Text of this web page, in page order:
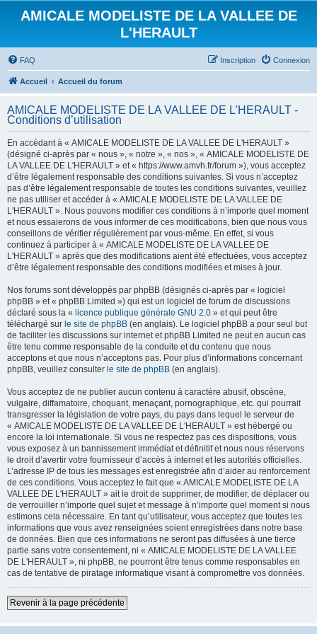
AMICALE MODELISTE DE LA VALLEE DE
L'HERAULT
FAQ Connexion
Inscription
Accueil Accueil du forum
AMICALE MODELISTE DE LA VALLEE DE L'HERAULT -
Conditions d’utilisation
En accédant à « AMICALE MODELISTE DE LA VALLEE DE L'HERAULT »
(désigné ci-après par « nous », « notre », « nos », « AMICALE MODELISTE DE
LA VALLEE DE L'HERAULT » et « https://www.amvh.fr/forum »), vous acceptez
d’être légalement responsable des conditions suivantes. Si vous n’acceptez
pas d’être légalement responsable de toutes les conditions suivantes, veuillez
ne pas utiliser et accéder à « AMICALE MODELISTE DE LA VALLEE DE
L'HERAULT ». Nous pouvons modifier ces conditions à n’importe quel moment
et nous essaierons de vous informer de ces modifications, bien que nous vous
conseillons de vérifier régulièrement par vous-même. En effet, si vous
continuez à participer à « AMICALE MODELISTE DE LA VALLEE DE
L'HERAULT » après que des modifications aient été effectuées, vous acceptez
d’être légalement responsable des conditions modifiées et mises à jour.
Nos forums sont développés par phpBB (désignés ci-après par « logiciel
phpBB » et « phpBB Limited ») qui est un logiciel de forum de discussions
déclaré sous la « licence publique générale GNU 2.0 » et qui peut être
téléchargé sur le site de phpBB (en anglais). Le logiciel phpBB a pour seul but
de faciliter les discussions sur internet et phpBB Limited ne peut en aucun cas
être tenu comme responsable de la conduite et du contenu que nous
acceptons et que nous n’acceptons pas. Pour plus d’informations concernant
phpBB, veuillez consulter le site de phpBB (en anglais).
Vous acceptez de ne publier aucun contenu à caractère abusif, obscène,
vulgaire, diffamatoire, choquant, menaçant, pornographique, etc. qui pourrait
transgresser la législation de votre pays, du pays dans lequel le serveur de
« AMICALE MODELISTE DE LA VALLEE DE L'HERAULT » est hébergé ou
encore la loi internationale. Si vous ne respectez pas ces dispositions, vous
vous exposez à un bannissement immédiat et définitif et nous nous réservons
le droit d’avertir votre fournisseur d’accès à internet et les autorités officielles.
L’adresse IP de tous les messages est enregistrée afin d’aider au renforcement
de ces conditions. Vous acceptez le fait que « AMICALE MODELISTE DE LA
VALLEE DE L'HERAULT » ait le droit de supprimer, de modifier, de déplacer ou
de verrouiller n’importe quel sujet et message à n’importe quel moment si nous
estimons cela nécessaire. En tant qu’utilisateur, vous acceptez que toutes les
informations que vous avez renseignées soient enregistrées dans notre base
de données. Bien que ces informations ne seront pas diffusées à une tierce
partie sans votre consentement, ni « AMICALE MODELISTE DE LA VALLEE
DE L'HERAULT », ni phpBB, ne pourront être tenus comme responsables en
cas de tentative de piratage informatique visant à compromettre vos données.
Revenir à la page précédente